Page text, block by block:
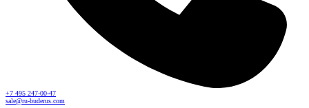
+7 495 247-00-47
sale@ru-buderus.com